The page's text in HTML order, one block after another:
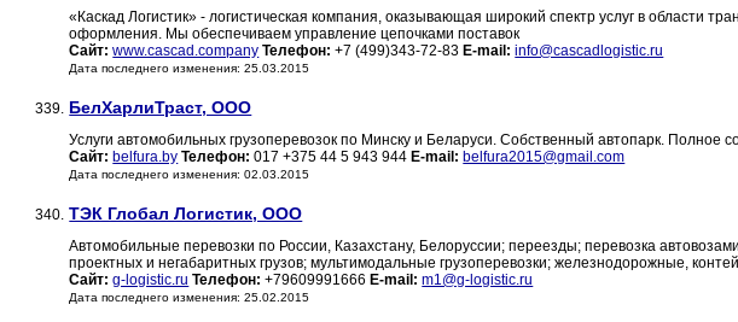
«Каскад Логистик» - логистическая компания, оказывающая широкий спектр услуг в области
оформления. Мы обеспечиваем управление цепочками поставок
Сайт: www.cascad.company Телефон: +7 (499)343-72-83 E-mail: info@cascadlogistic.ru
Дата последнего изменения: 25.03.2015
339. БелХарлиТраст, ООО
Услуги автомобильных грузоперевозок по Минску и Беларуси. Собственный автопарк. Полное
Сайт: belfura.by Телефон: 017 +375 44 5 943 944 E-mail: belfura2015@gmail.com
Дата последнего изменения: 02.03.2015
340. ТЭК Глобал Логистик, ООО
Автомобильные перевозки по России, Казахстану, Белоруссии; переезды; перевозка
проектных и негабаритных грузов; мультимодальные грузоперевозки; железнодорожные,
Сайт: g-logistic.ru Телефон: +79609991666 E-mail: m1@g-logistic.ru
Дата последнего изменения: 25.02.2015